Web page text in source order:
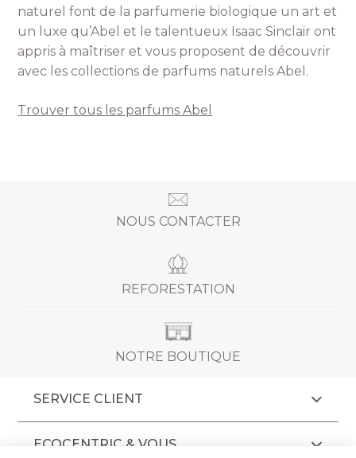
naturel font de la parfumerie biologique un art et
un luxe qu’Abel et le talentueux Isaac Sinclair ont
appris à maîtriser et vous proposent de découvrir
avec les collections de parfums naturels Abel.
Trouver tous les parfums Abel
NOUS CONTACTER
REFORESTATION
NOTRE BOUTIQUE
SERVICE CLIENT
ECOCENTRIC & VOUS